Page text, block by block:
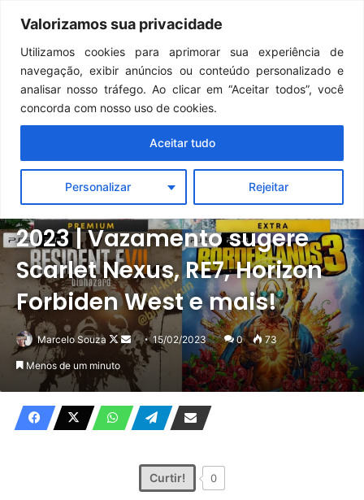
Valorizamos sua privacidade
Utilizamos cookies para aprimorar sua experiência de
navegação, exibir anúncios ou conteúdo personalizado e
analisar nosso tráfego. Ao clicar em “Aceitar todos”, você
concorda com nosso uso de cookies.
Personalizar Rejeitar
Aceitar tudo
Menu
Notícias PlayStation
PS Plus Extra de fevereiro de
2023 | Vazamento sugere
Scarlet Nexus, RE7, Horizon
Forbiden West e mais!
Marcelo Souza
Follow
on
X
Mande
um
e-
15/02/2023 0 73
Menos de um minuto
Curtir! 0